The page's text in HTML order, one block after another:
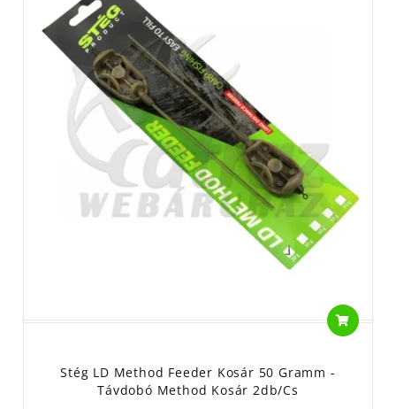
Stég LD Method Feeder Kosár 50 Gramm -
Távdobó Method Kosár 2db/cs